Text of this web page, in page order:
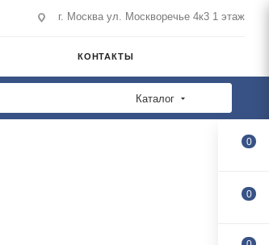
г. Москва ул. Москворечье 4к3 1 этаж
КОНТАКТЫ
Каталог
0
0